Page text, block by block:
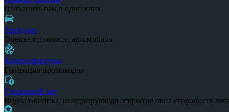
Позвонить вам в один клик
Трейд-ин
Оценка стоимости автомобиля
Колесо фортуны
Генерация промокодов
Сторонний чат
Виджет-кнопка, инициирующая открытие окна стороннего